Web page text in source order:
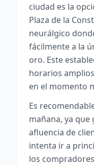
ciudad es la
Plaza de la
neurálgico
fácilmente a la
oro. Este
horarios
en el momento
Es
mañana, ya
afluencia de
intenta ir a
los